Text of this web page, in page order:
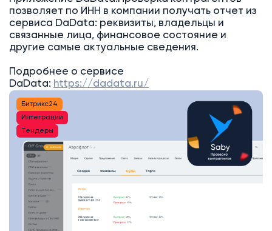
позволяет по ИНН в компании получать отчет из
сервиса DaData: реквизиты, владельцы и
связанные лица, финансовое состояние и
другие самые актуальные сведения.
Подробнее о сервисе
DaData: https://dadata.ru/
Битрикс24
Интеграции
Тендеры